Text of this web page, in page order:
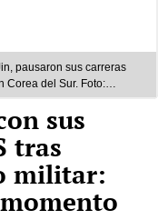
pausaron sus carreras
Corea del Sur. Foto:
sus
tras
militar: